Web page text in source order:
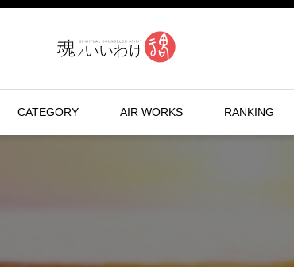
CATEGORY AIR WORKS RANKING